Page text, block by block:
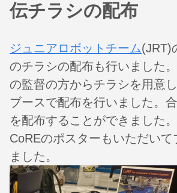
伝チラシの配布
ジュニアロボットチーム(JRT)
のチラシの配布も行いました
の監督の方からチラシを用意
ブースで配布を行いました。
を配布することができました。
CoREのポスターもいただいて
ました。